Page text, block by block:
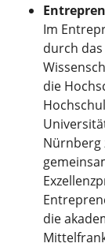
Im
durch
die
Nürnberg
die